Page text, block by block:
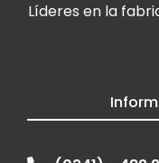
Líderes en la